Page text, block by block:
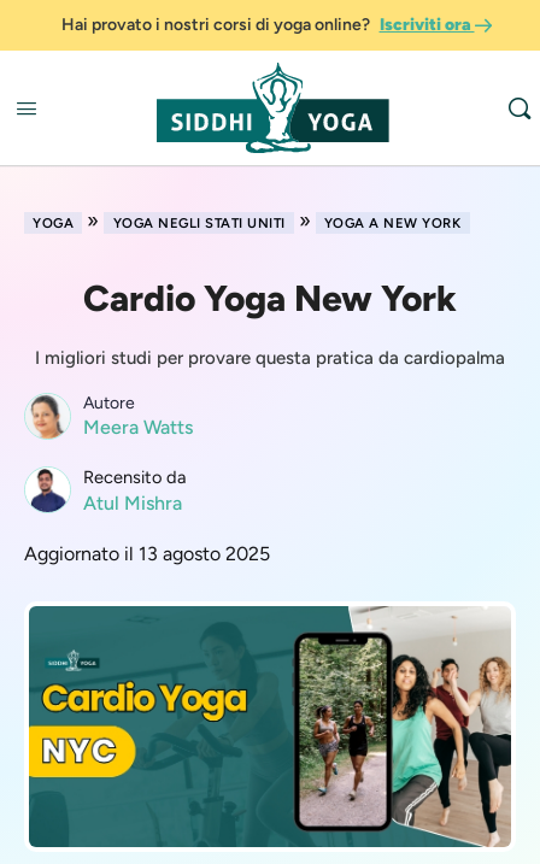
Hai provato i nostri corsi di yoga online? Iscriviti ora
YOGA » YOGA NEGLI STATI UNITI » YOGA A NEW YORK
Cardio Yoga New York
I migliori studi per provare questa pratica da cardiopalma
Autore
Meera Watts
Recensito da
Atul Mishra
Aggiornato il 13 agosto 2025